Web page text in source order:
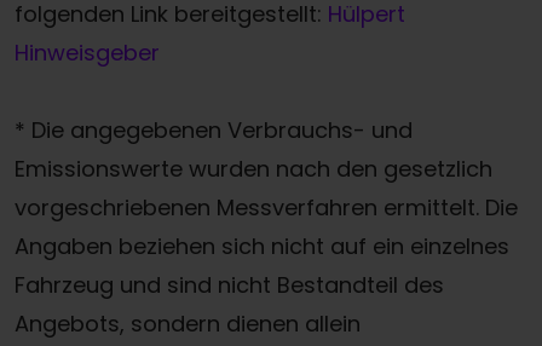
folgenden Link bereitgestellt: Hülpert
Hinweisgeber
* Die angegebenen Verbrauchs- und
Emissionswerte wurden nach den gesetzlich
vorgeschriebenen Messverfahren ermittelt. Die
Angaben beziehen sich nicht auf ein einzelnes
Fahrzeug und sind nicht Bestandteil des
Angebots, sondern dienen allein